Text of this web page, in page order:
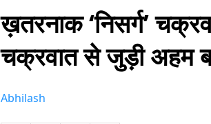
ख़तरनाक ‘निसर्ग’
चक्रवात से जुड़ी अहम
Abhilash